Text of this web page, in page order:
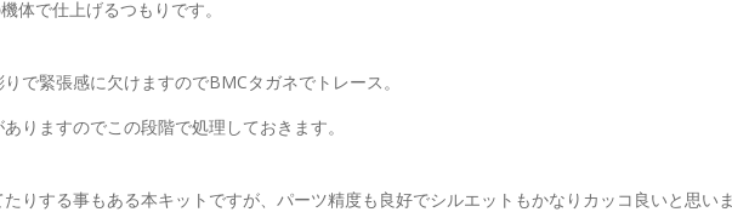
体で仕上げるつもりです。
で緊張感に欠けますのでBMCタガネでトレース。
りますのでこの段階で処理しておきます。
りする事もある本キットですが、パーツ精度も良好でシルエットもかなりカッコ良いと思いま